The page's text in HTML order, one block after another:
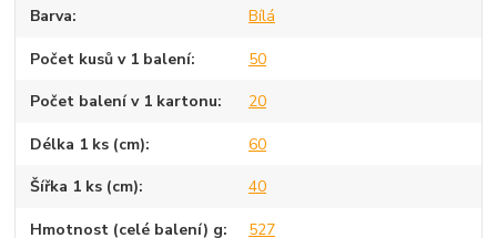
Barva Bílá
Počet kusů v 1 balení 50
Počet balení v 1 kartonu 20
Délka 1 ks (cm) 60
Šířka 1 ks (cm) 40
Hmotnost (celé balení) g 527